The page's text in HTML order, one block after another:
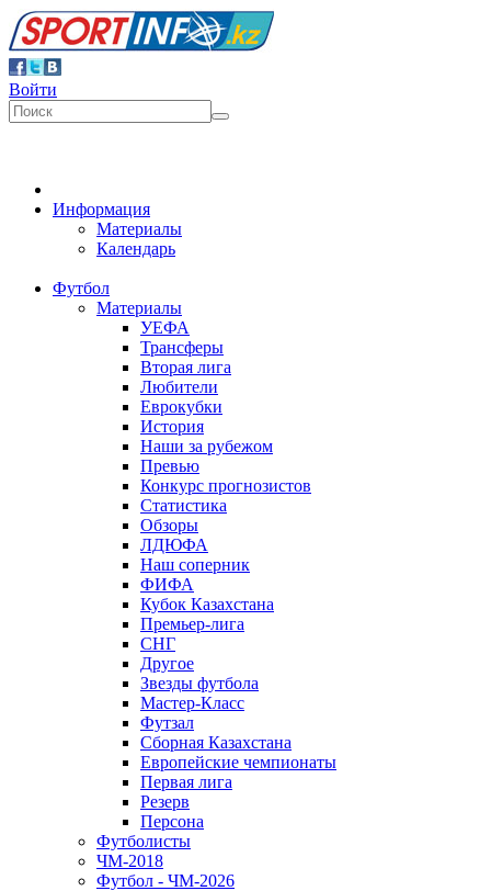
Войти
Информация
Материалы
Календарь
Футбол
Материалы
УЕФА
Трансферы
Вторая лига
Любители
Еврокубки
История
Наши за рубежом
Превью
Конкурс прогнозистов
Статистика
Обзоры
ЛДЮФА
Наш соперник
ФИФА
Кубок Казахстана
Премьер-лига
СНГ
Другое
Звезды футбола
Мастер-Класс
Футзал
Сборная Казахстана
Европейские чемпионаты
Первая лига
Резерв
Персона
Футболисты
ЧМ-2018
Футбол - ЧМ-2026